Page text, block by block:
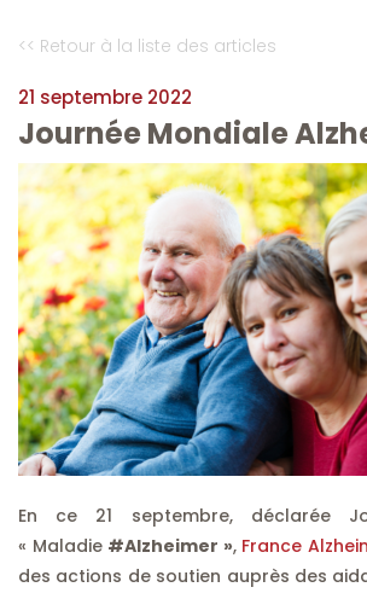
<< Retour à la liste des articles
21 septembre 2022
Journée Mondiale
En ce 21 septembre, déclarée
« Maladie #Alzheimer », France
des actions de soutien auprès des